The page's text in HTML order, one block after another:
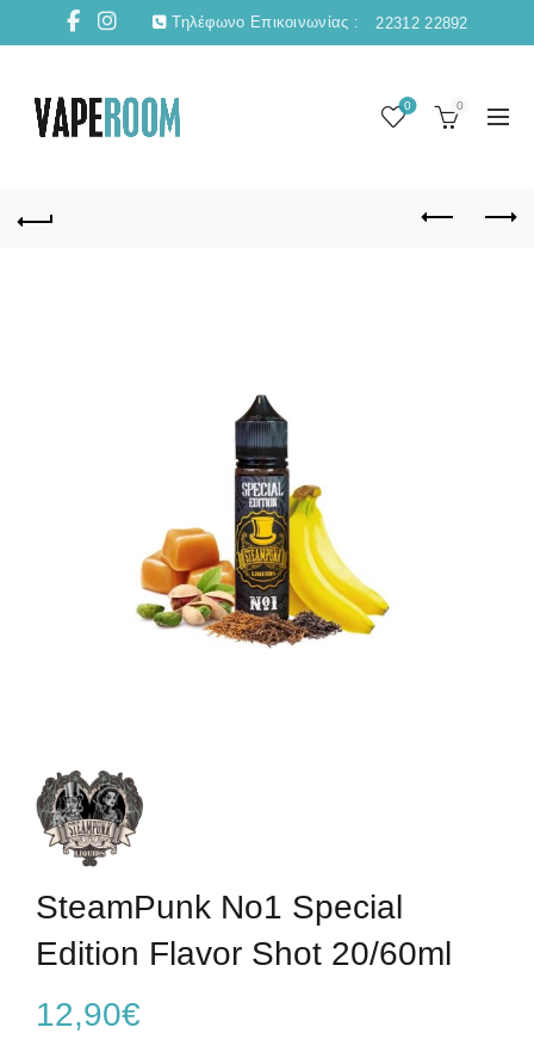
Τηλέφωνο Επικοινωνίας : 22312 22892
0 0
SteamPunk No1 Special
Edition Flavor Shot 20/60ml
12,90€